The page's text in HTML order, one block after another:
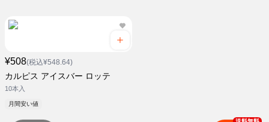
¥508(税込¥548.64)
カルピス アイスバー ロッテ
10本入
月間安い値